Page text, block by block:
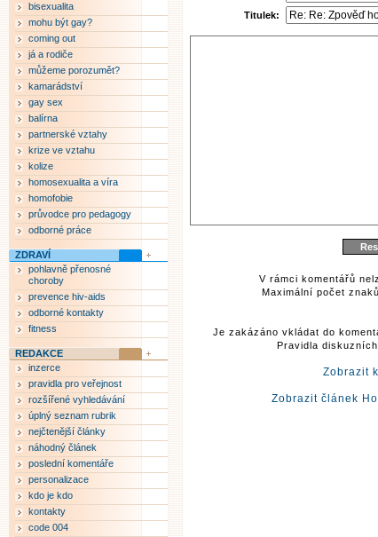
Titulek:
V rámci komentářů
Maximální počet
Je zakázáno vkládat do
Pravidla
Zobrazit
Zobrazit článek
bisexualita
mohu být gay?
coming out
já a rodiče
můžeme porozumět?
kamarádství
gay sex
balírna
partnerské vztahy
krize ve vztahu
kolize
homosexualita a víra
homofobie
průvodce pro pedagogy
odborné práce
ZDRAVÍ
pohlavně přenosné
choroby
prevence hiv-aids
odborné kontakty
fitness
REDAKCE
inzerce
pravidla pro veřejnost
rozšířené vyhledávání
úplný seznam rubrik
nejčtenější články
náhodný článek
poslední komentáře
personalizace
kdo je kdo
kontakty
code 004